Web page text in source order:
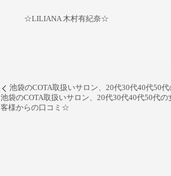
☆LILIANA 木村有紀奈☆
池袋のCOTA取扱いサロン、20代30代40代50
池袋のCOTA取扱いサロン、20代30代40代50代
客様からの口コミ☆